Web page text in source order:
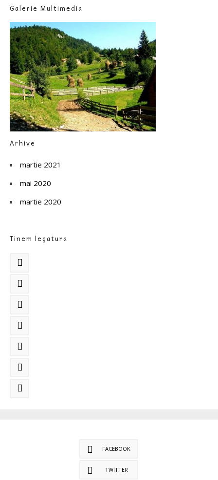
Galerie Multimedia
Arhive
martie 2021
mai 2020
martie 2020
Tinem legatura
FACEBOOK
TWITTER